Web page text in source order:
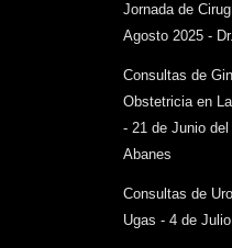
Jornada de
Agosto 2025 -
Consultas de
Obstetricia en
- 21 de Junio
Abanes
Consultas de
Ugas - 4 de